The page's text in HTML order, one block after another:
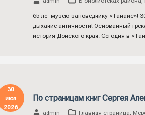
65 лет музею‑заповеднику «Танаис»!
дыхание античности! Основанный
история Донского края. Сегодня в
30
июл
2026
По страницам книг Сергея
admin Главная страница,